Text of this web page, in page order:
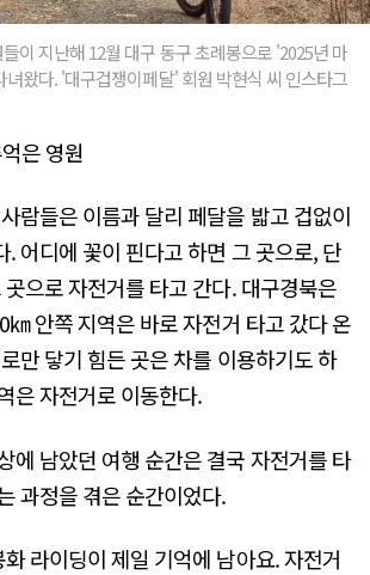
이 지난해 12월 대구 동구 초례봉으로 '2025년 마
왔다. '대구겁쟁이페달' 회원 박현식 씨 인스타그
은 영원
람들은 이름과 달리 페달을 밟고 겁없이
. 어디에 꽃이 핀다고 하면 그 곳으로, 단
으로 자전거를 타고 간다. 대구경북은
㎞ 안쪽 지역은 바로 자전거 타고 갔다 온
만 닿기 힘든 곳은 차를 이용하기도 하
은 자전거로 이동한다.
에 남았던 여행 순간은 결국 자전거를 타
과정을 겪은 순간이었다.
라이딩이 제일 기억에 남아요. 자전거